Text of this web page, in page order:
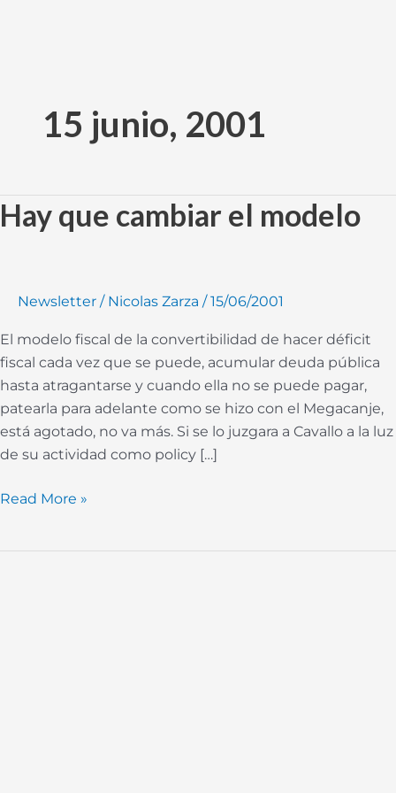
contenido15 junio, 2001
Hay que cambiar el modelo
Newsletter / Nicolas Zarza /15/06/2001
El modelo fiscal de la convertibilidad de hacer déficit
fiscal cada vez que se puede, acumular deuda pública
hasta atragantarse y cuando ella no se puede pagar,
patearla para adelante como se hizo con el Megacanje,
está agotado, no va más. Si se lo juzgara a Cavallo a la luz
de su actividad como policy […]
Hay
que
modelo
Read More »